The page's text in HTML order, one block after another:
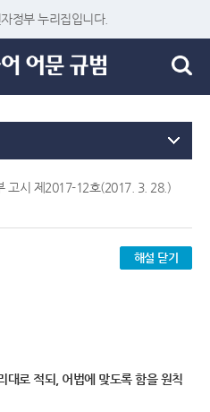
정부 누리집입니다.
고시 제2017-12호(2017. 3. 28.)
해설 닫기
대로 적되, 어법에 맞도록 함을 원칙